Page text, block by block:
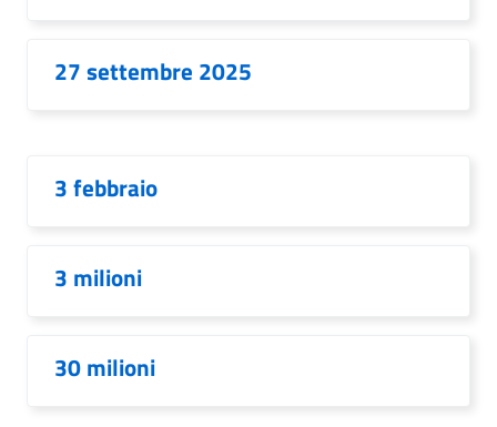
27 settembre 2025
3 febbraio
3 milioni
30 milioni